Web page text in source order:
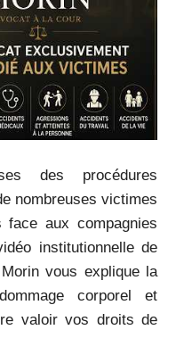
des procédures
nombreuses victimes
face aux compagnies
institutionnelle de
vous explique la
corporel et
valoir vos droits de